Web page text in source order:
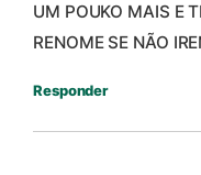
UM POUKO MAIS E
RENOME SE NÃO
Responder